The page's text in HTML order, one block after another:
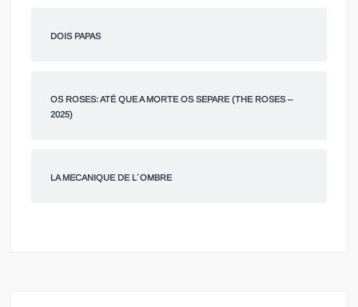
DOIS PAPAS
OS ROSES: ATÉ QUE A MORTE OS SEPARE (THE ROSES –
2025)
LA MECANIQUE DE L´OMBRE